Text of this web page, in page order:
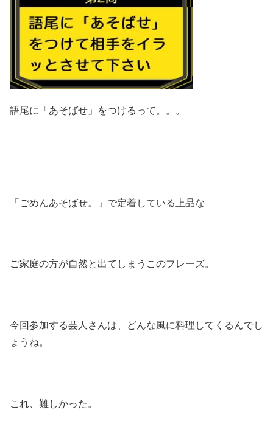
語尾に「あそばせ」をつけるって。。。
「ごめんあそばせ。」で定着している上品な
ご家庭の方が自然と出てしまうこのフレーズ。
今回参加する芸人さんは、どんな風に料理してくるんでし
ょうね。
これ、難しかった。